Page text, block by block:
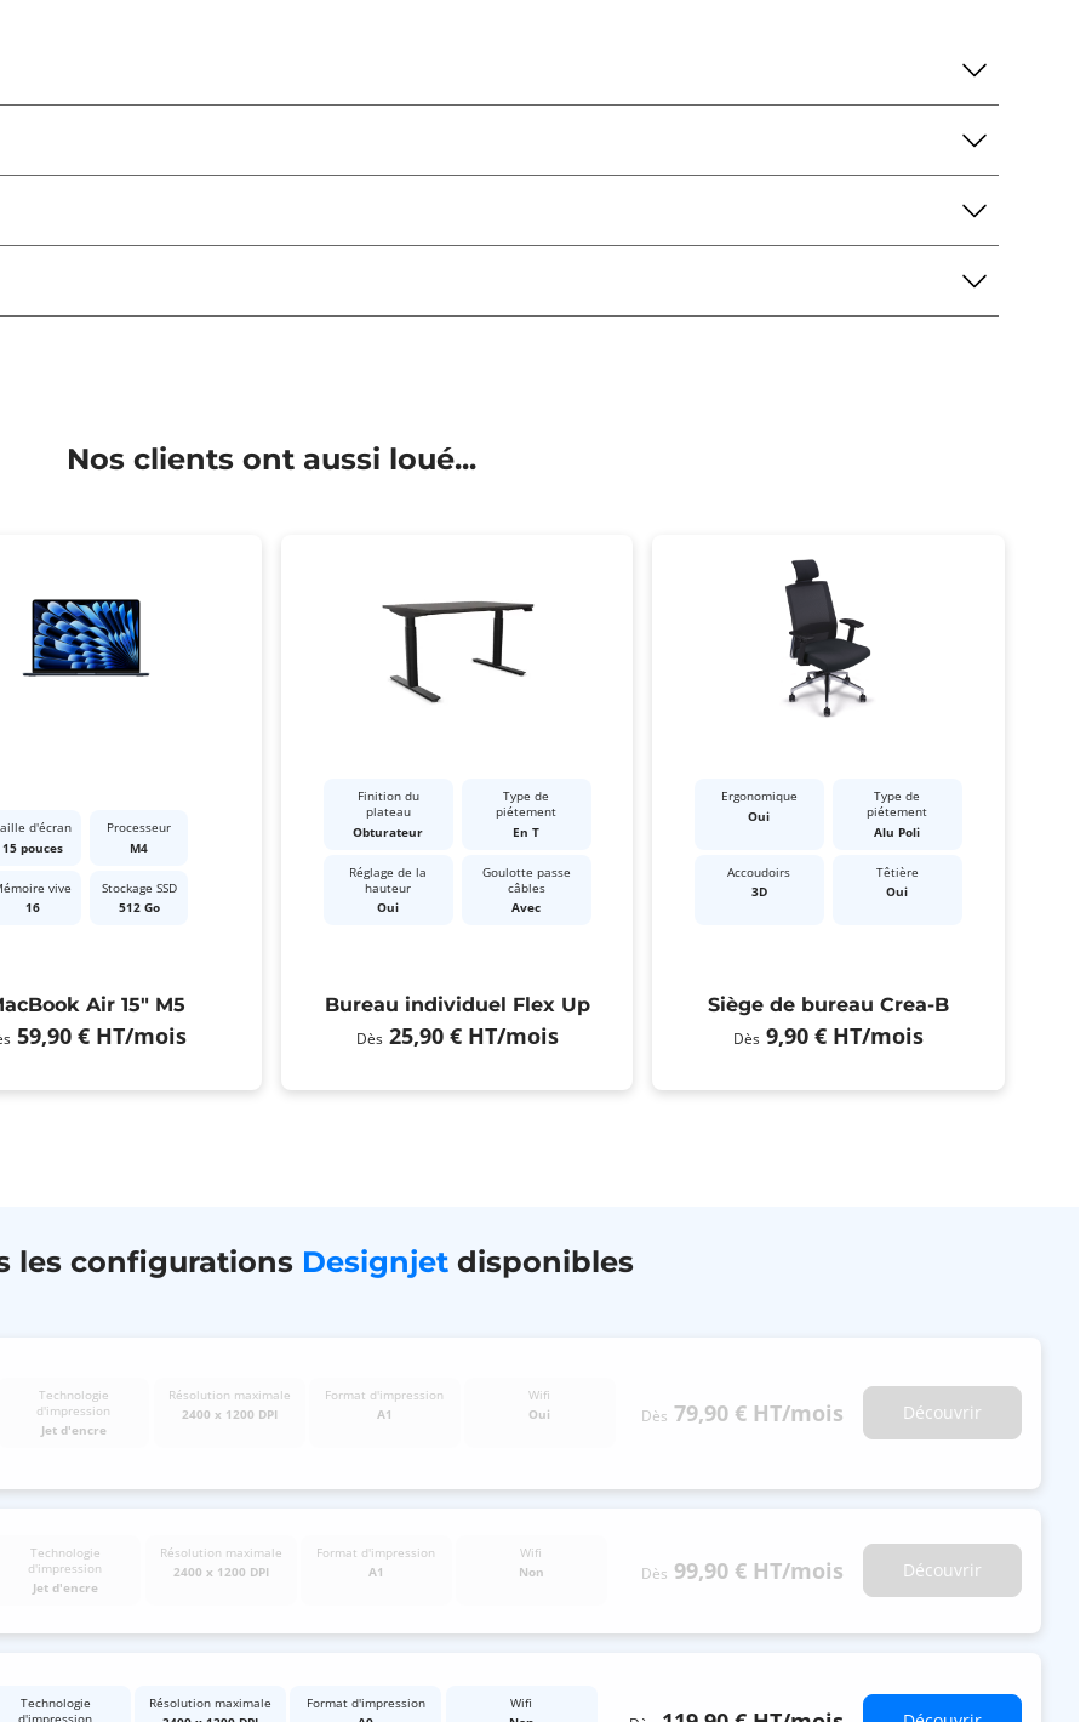
Nos clients ont aussi loué...
d'écran
15 pouces
Processeur
M4
vive
16
Stockage SSD
512 Go
Air 15" M5
59,90 € HT/mois
Finition du
plateau
Obturateur
Type de
piétement
En T
Réglage de la
hauteur
Oui
Goulotte passe
câbles
Avec
Bureau individuel Flex Up
Dès 25,90 € HT/mois
Ergonomique
Oui
Type de
piétement
Alu Poli
Accoudoirs
3D
Têtière
Oui
Siège de bureau Crea-B
Dès 9,90 € HT/mois
les configurations Designjet disponibles
Technologie
d'impression
Jet d'encre
Résolution maximale
2400 x 1200 DPI
Format d'impression
A1
Wifi
Oui
Dès 79,90 € HT/mois Découvrir
Technologie
d'impression
Jet d'encre
Résolution maximale
2400 x 1200 DPI
Format d'impression
A1
Wifi
Non
Dès 99,90 € HT/mois Découvrir
Technologie
Résolution maximale
Format d'impression
Wifi